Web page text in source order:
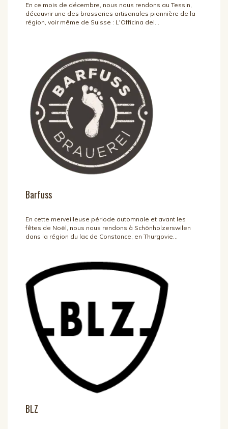
En ce mois de décembre, nous nous rendons au Tessin,
découvrir une des brasseries artisanales pionnière de la
région, voir même de Suisse : L'Officina del...
Barfuss
En cette merveilleuse période automnale et avant les
fêtes de Noël, nous nous rendons à Schönholzerswilen
dans la région du lac de Constance, en Thurgovie...
BLZ